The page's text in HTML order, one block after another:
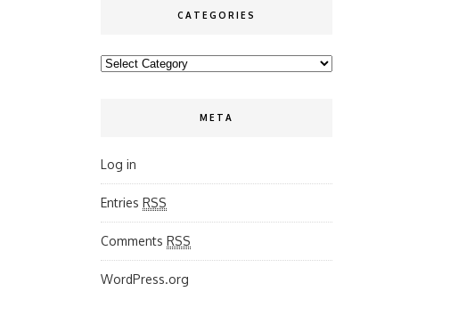
CATEGORIES
Categories
META
Log in
Entries RSS
Comments RSS
WordPress.org